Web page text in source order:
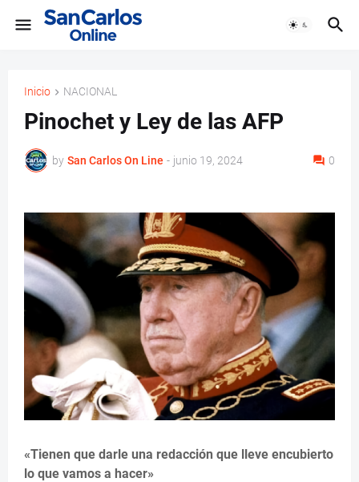
Inicio NACIONAL
Pinochet y Ley de las AFP
by San Carlos On Line - junio 19, 2024 0
«Tienen que darle una redacción que lleve encubierto
lo que vamos a hacer»